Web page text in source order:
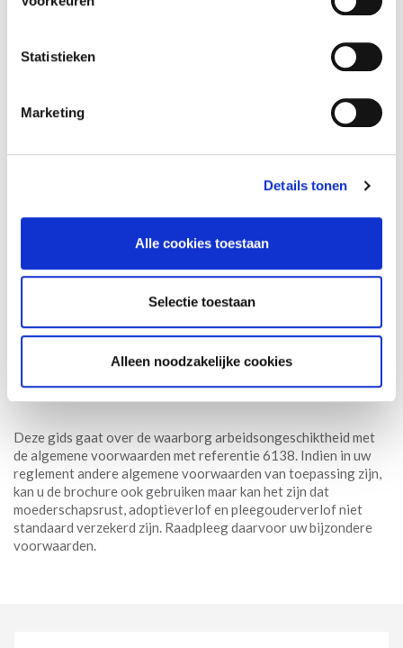
Statistieken
Marketing
Details tonen
Alle cookies toestaan
Selectie toestaan
Alleen noodzakelijke cookies
Deze gids gaat over de waarborg arbeidsongeschiktheid met
de algemene voorwaarden met referentie 6138. Indien in uw
reglement andere algemene voorwaarden van toepassing zijn,
kan u de brochure ook gebruiken maar kan het zijn dat
moederschapsrust, adoptieverlof en pleegouderverlof niet
standaard verzekerd zijn. Raadpleeg daarvoor uw bijzondere
voorwaarden.